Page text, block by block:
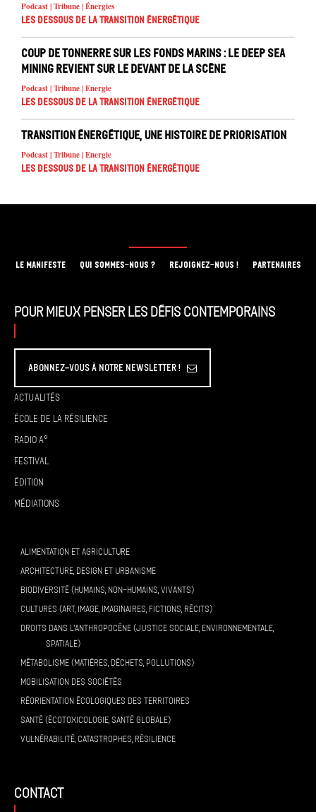
Podcast | Tribune | Énergies
Les dessous de la transition énergétique
Coup de tonnerre sur les fonds marins : le deep sea
mining revient sur le devant de la scène
Podcast | Tribune | Energie
Les dessous de la transition énergétique
Transition énergétique, une histoire de priorisation
Podcast | Tribune | Energie
Les dessous de la transition énergétique
LE MANIFESTE QUI SOMMES-NOUS ? REJOIGNEZ-NOUS ! PARTENAIRES
Pour mieux penser les défis contemporains
Abonnez-vous à Notre Newsletter !
Actualités
École de la résilience
Radio A°
Festival
Édition
Médiations
ALIMENTATION ET AGRICULTURE
ARCHITECTURE, DESIGN ET URBANISME
BIODIVERSITÉ (HUMAINS, NON-HUMAINS, VIVANTS)
CULTURES (ART, IMAGE, IMAGINAIRES, FICTIONS, RÉCITS)
DROITS DANS L’ANTHROPOCÈNE (JUSTICE SOCIALE, ENVIRONNEMENTALE,
SPATIALE)
MÉTABOLISME (MATIÈRES, DÉCHETS, POLLUTIONS)
MOBILISATION DES SOCIÉTÉS
RÉORIENTATION ÉCOLOGIQUES DES TERRITOIRES
SANTÉ (ÉCOTOXICOLOGIE, SANTÉ GLOBALE)
VULNÉRABILITÉ, CATASTROPHES, RÉSILIENCE
contact